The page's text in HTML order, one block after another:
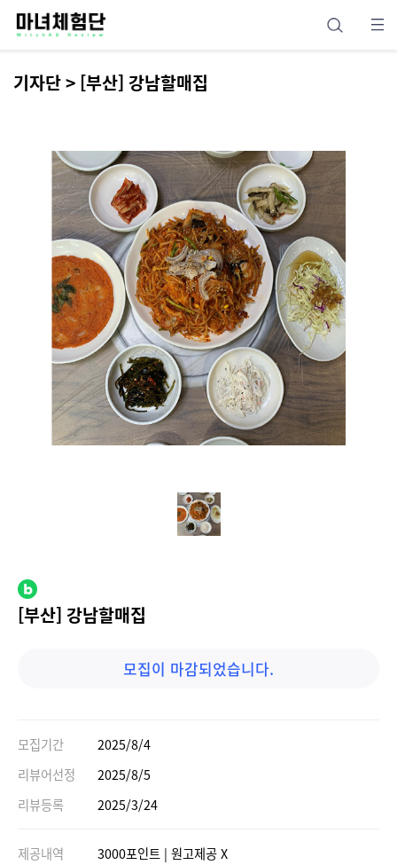
기자단 > [부산] 강남할매집
[부산] 강남할매집
모집이 마감되었습니다.
모집기간
2025/8/4
리뷰어선정
2025/8/5
리뷰등록
2025/3/24
제공내역 3000포인트 | 원고제공 X